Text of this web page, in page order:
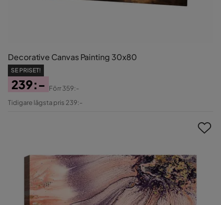
Decorative Canvas Painting 30x80
SE PRISET!
Pris
239:-
Original
Förr359:-
Tidigare lägsta pris 239:-